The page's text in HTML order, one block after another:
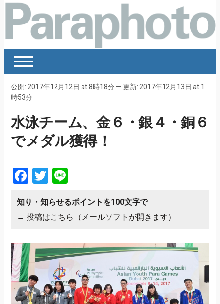
公開: 2017年12月12日 at 8時18分 — 更新: 2017年12月13日 at 1
時53分
水泳チーム、金６・銀４・銅６
でメダル獲得！
Facebook
Twitter
Line
知り・知らせるポイントを100文字で
→ 投稿はこちら（メールソフトが開きます）